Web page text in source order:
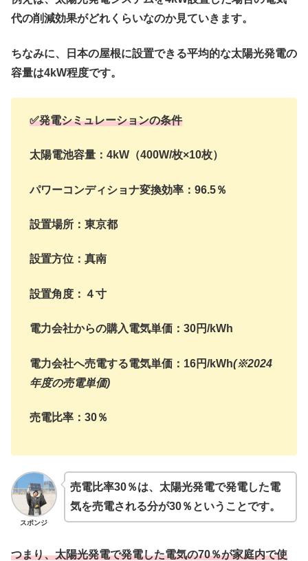
代の削減効果がどれくらいなのか見ていきます。
ちなみに、日本の屋根に設置できる平均的な太陽光発電の
容量は4kW程度です。
✅発電シミュレーションの条件
太陽電池容量：4kW（400W/枚×10枚）
パワーコンディショナ変換効率：96.5％
設置場所：東京都
設置方位：真南
設置角度：４寸
電力会社からの購入電気単価：30円/kWh
電力会社へ売電する電気単価：16円/kWh(※2024
年度の売電単価)
売電比率：30％
スポンジ
売電比率30％は、太陽光発電で発電した電
気を売電される分が30％ということです。
つまり、太陽光発電で発電した電気の70％が家庭内で使